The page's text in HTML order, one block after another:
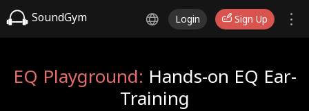
SoundGym Login Sign Up
EQ Playground: Hands-on EQ Ear-
Training